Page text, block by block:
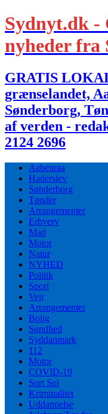
Sydnyt.dk -
nyheder fra
GRATIS
grænselandet,
Sønderborg,
af verden -
2124 2696
Aabenraa
Haderslev
Sønderborg
Tønder
Arrangementer
Erhverv
Mad
Motor
Natur
NYHED
Politik
Sport
Vejr
Arrangementer
Bolig
Sundhed
Syddanmark
112
Motor
COVID-19
Sort Sol
Kriminalitet
Uddannelse